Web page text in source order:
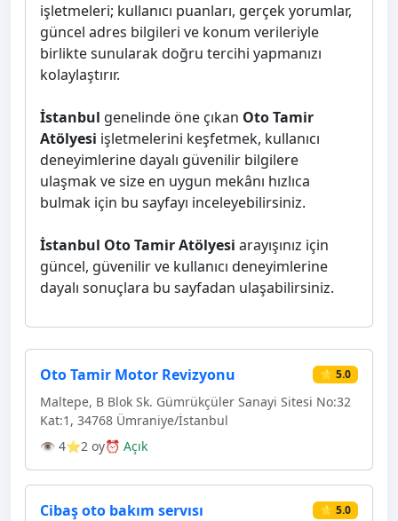
işletmeleri; kullanıcı puanları, gerçek yorumlar,
güncel adres bilgileri ve konum verileriyle
birlikte sunularak doğru tercihi yapmanızı
kolaylaştırır.
İstanbul genelinde öne çıkan Oto Tamir
Atölyesi işletmelerini keşfetmek, kullanıcı
deneyimlerine dayalı güvenilir bilgilere
ulaşmak ve size en uygun mekânı hızlıca
bulmak için bu sayfayı inceleyebilirsiniz.
İstanbul Oto Tamir Atölyesi arayışınız için
güncel, güvenilir ve kullanıcı deneyimlerine
dayalı sonuçlara bu sayfadan ulaşabilirsiniz.
Oto Tamir Motor Revizyonu ⭐ 5.0
Maltepe, B Blok Sk. Gümrükçüler Sanayi Sitesi No:32
Kat:1, 34768 Ümraniye/İstanbul
👁 4⭐2 oy⏰ Açık
Cibaş oto bakım servısı ⭐ 5.0